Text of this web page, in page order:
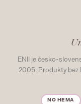
ENII je česko-
2005. Produkty bez
NO HEMA